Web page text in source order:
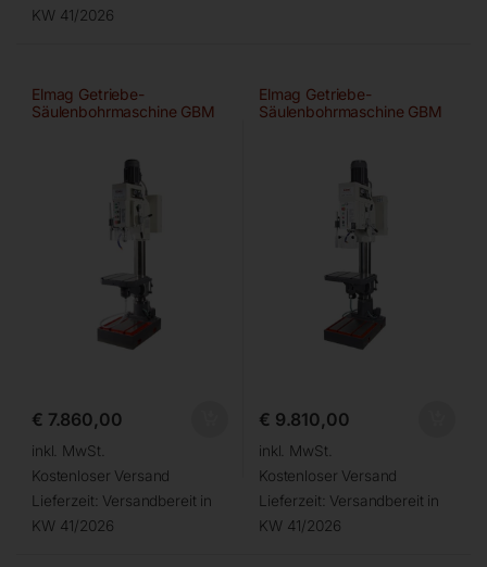
KW 41/2026
Elmag Getriebe-
Säulenbohrmaschine GBM
€ 7.860,00
inkl. MwSt.
Kostenloser Versand
Lieferzeit: Versandbereit in
KW 41/2026
Elmag Getriebe-
Säulenbohrmaschine GBM
€ 9.810,00
inkl. MwSt.
Kostenloser Versand
Lieferzeit: Versandbereit in
KW 41/2026